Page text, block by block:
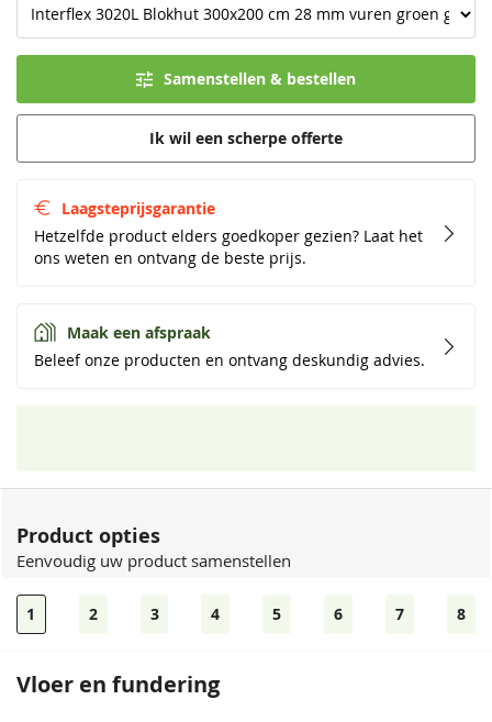
Laagsteprijsgarantie
Hetzelfde product elders goedkoper gezien? Laat het
ons weten en ontvang de beste prijs.
Maak een afspraak
Beleef onze producten en ontvang deskundig advies.
Samenstellen & bestellen
Ik wil een scherpe offerte
Product opties
Eenvoudig uw product samenstellen
1 2 3 4 5 6 7 8
Vloer en fundering